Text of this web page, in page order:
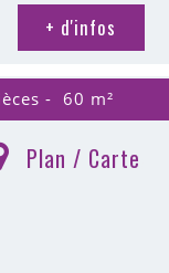
+ d'infos
60 m²
Plan / Carte